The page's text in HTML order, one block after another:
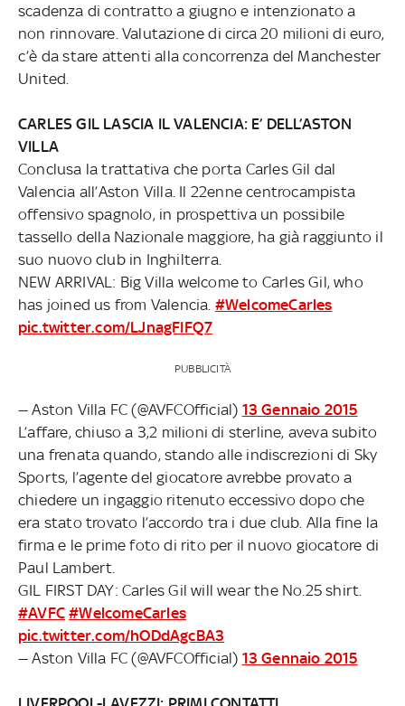
scadenza di contratto a giugno e intenzionato a
non rinnovare. Valutazione di circa 20 milioni di euro,
c’è da stare attenti alla concorrenza del Manchester
United.
CARLES GIL LASCIA IL VALENCIA: E’ DELL’ASTON
VILLA
Conclusa la trattativa che porta Carles Gil dal
Valencia all’Aston Villa. Il 22enne centrocampista
offensivo spagnolo, in prospettiva un possibile
tassello della Nazionale maggiore, ha già raggiunto il
suo nuovo club in Inghilterra.
NEW ARRIVAL: Big Villa welcome to Carles Gil, who
has joined us from Valencia. #WelcomeCarles
pic.twitter.com/LJnagFIFQ7
PUBBLICITÀ
— Aston Villa FC (@AVFCOfficial) 13 Gennaio 2015
L’affare, chiuso a 3,2 milioni di sterline, aveva subito
una frenata quando, stando alle indiscrezioni di Sky
Sports, l’agente del giocatore avrebbe provato a
chiedere un ingaggio ritenuto eccessivo dopo che
era stato trovato l’accordo tra i due club. Alla fine la
firma e le prime foto di rito per il nuovo giocatore di
Paul Lambert.
GIL FIRST DAY: Carles Gil will wear the No.25 shirt.
#AVFC #WelcomeCarles
pic.twitter.com/hODdAgcBA3
— Aston Villa FC (@AVFCOfficial) 13 Gennaio 2015